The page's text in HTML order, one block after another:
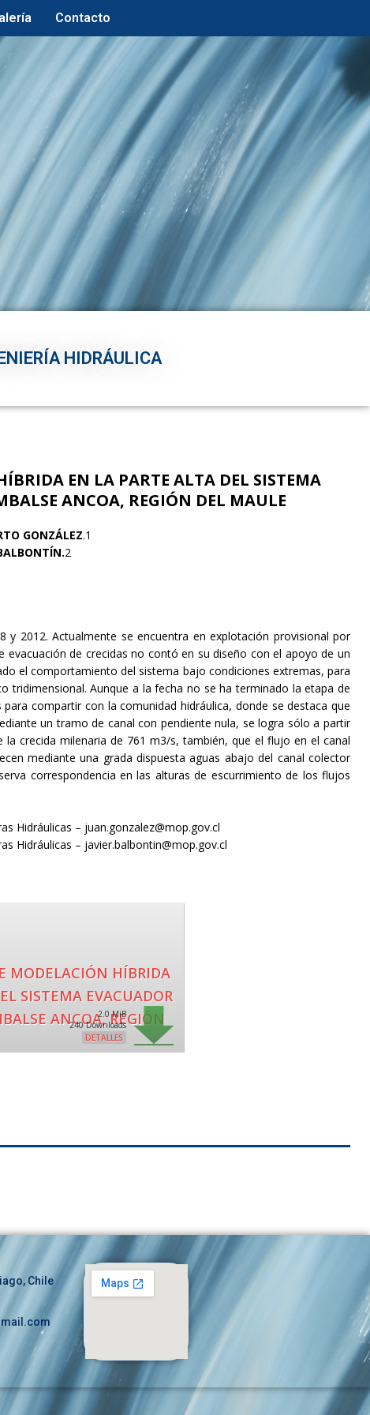
Contacto
HIDRÁULICA
EN LA PARTE ALTA DEL SISTEMA
ANCOA, REGIÓN DEL MAULE
GONZÁLEZ.1
2
2012. Actualmente se encuentra en explotación provisional por
evacuación de crecidas no contó en su diseño con el apoyo de un
el comportamiento del sistema bajo condiciones extremas, para
Aunque a la fecha no se ha terminado la etapa de
compartir con la comunidad hidráulica, donde se destaca que
un tramo de canal con pendiente nula, se logra sólo a partir
crecida milenaria de 761 m3/s, también, que el flujo en el canal
mediante una grada dispuesta aguas abajo del canal colector
correspondencia en las alturas de escurrimiento de los flujos
Hidráulicas – juan.gonzalez@mop.gov.cl
Hidráulicas – javier.balbontin@mop.gov.cl
MODELACIÓN HÍBRIDA
SISTEMA EVACUADOR
ANCOA, REGIÓN
2.0 MiB
240 Downloads
DETALLES
Chile